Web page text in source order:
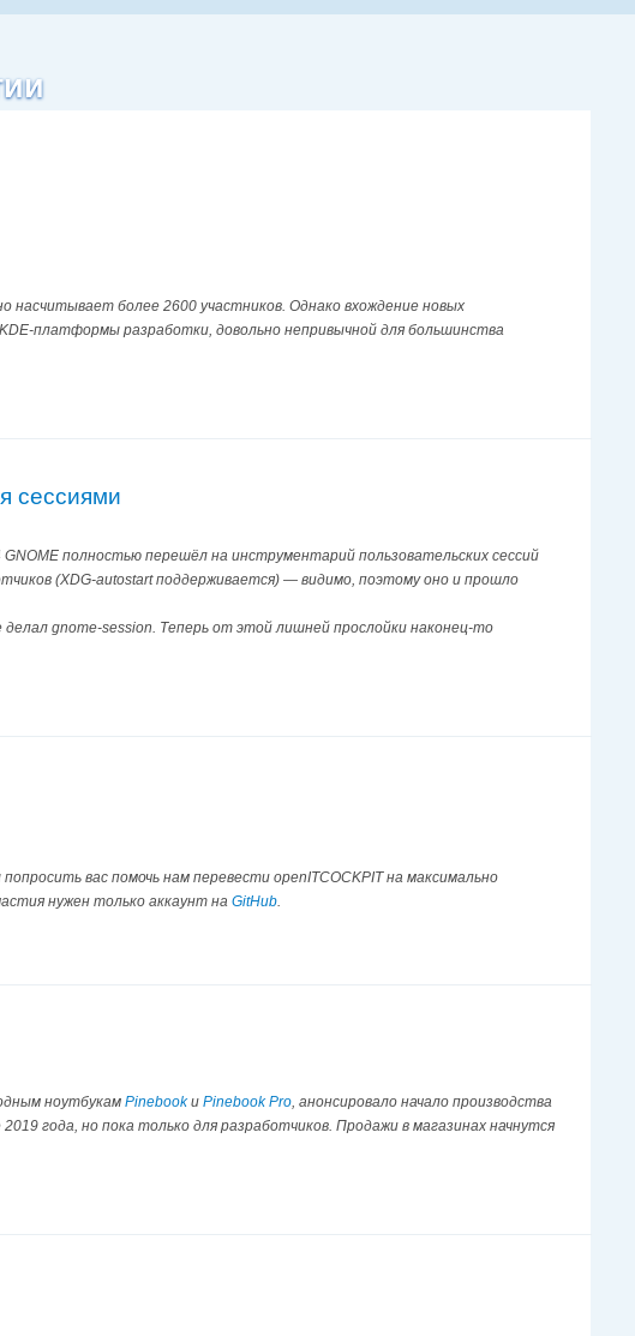
более 2600 участников. Однако вхождение новых
платформы разработки, довольно непривычной для большинства
сессиями
GNOME полностью перешёл на инструментарий пользовательских сессий
(XDG-autostart поддерживается) — видимо, поэтому оно и прошло
gnome-session. Теперь от этой лишней прослойки наконец-то
вас помочь нам перевести openITCOCKPIT на максимально
нужен только аккаунт на GitHub
ноутбукам Pinebookи Pinebook Pro, анонсировало начало производства
года, но пока только для разработчиков. Продажи в магазинах начнутся